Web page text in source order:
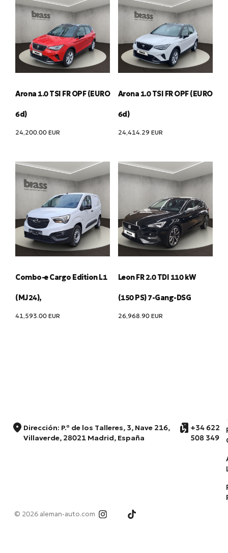
Arona 1.0 TSI FR OPF (EURO
6d)
24,200.00 EUR
Arona 1.0 TSI FR OPF (EURO
6d)
24,414.29 EUR
Combo-e Cargo Edition L1
(MJ24),
41,593.00 EUR
Leon FR 2.0 TDI 110 kW
(150 PS) 7-Gang-DSG
26,968.90 EUR
Dirección: P.º de los Talleres, 3, Nave 216,
Villaverde, 28021 Madrid, España
+34 622
508 349
© 2026 aleman-auto.com